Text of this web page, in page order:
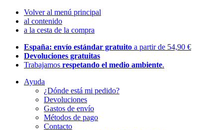
Volver al menú principal
al contenido
a la cesta de la compra
España: envío estándar gratuito a partir de 54,90 €
Devoluciones gratuitas
Trabajamos respetando el medio ambiente.
Ayuda
¿Dónde está mi pedido?
Devoluciones
Gastos de envío
Métodos de pago
Contacto